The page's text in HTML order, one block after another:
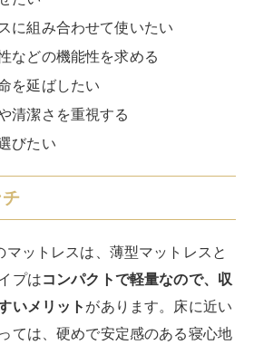
いメリットがあります。床に近い
ては、硬めで安定感のある寝心地
体圧分散やクッション性が低いた
やすい点が挙げられます。特に横
る人には、肩や腰などの圧迫部分
が高くなってしまうのです。
マットレスがおすすめな人】
すいマットレスを探している
き
にこだわらない